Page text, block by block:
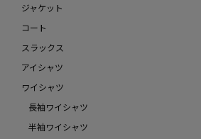
ジャケット
コート
スラックス
アイシャツ
ワイシャツ
長袖ワイシャツ
半袖ワイシャツ